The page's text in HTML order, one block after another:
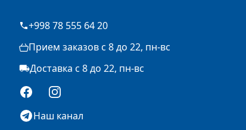
+998 78 555 64 20
Прием заказов с 8 до 22, пн-вс
Доставка с 8 до 22, пн-вс
FacebookInstagram
Наш канал